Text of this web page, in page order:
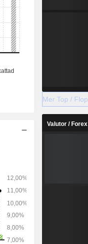
Mer Top / Flop
Valutor / Forex